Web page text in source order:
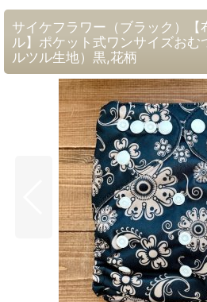
サイケフラワー（ブラック）【
ル】ポケット式ワンサイズおむ
ルツル生地）黒,花柄